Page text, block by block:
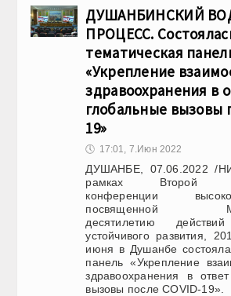
ДУШАНБИНСКИЙ
ПРОЦЕСС.
тематическая
«Укрепление
здравоохранения в
глобальные вызовы
19»
🕔 17:01, 7.Июн 2022
ДУШАНБЕ, 07.06.2022 /
рамках Второй
конференции
посвященной
десятилетию
устойчивого развития,
июня в Душанбе
панель «Укрепление
здравоохранения в
вызовы после COVID-19».